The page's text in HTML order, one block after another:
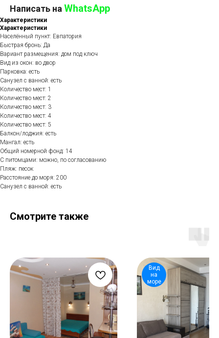
Написать наWhatsApp
Характеристики
Характеристики
Населённый пункт: Евпатория
Быстрая бронь: Да
Вариант размещения: дом под ключ
Вид из окон: во двор
Парковка: есть
Санузел с ванной: есть
Количество мест: 1
Количество мест: 2
Количество мест: 3
Количество мест: 4
Количество мест: 5
Балкон/лоджия: есть
Мангал: есть
Общий номерной фонд: 14
С питомцами: можно, по согласованию
Пляж: песок
Расстояние до моря: 200
Санузел с ванной: есть
Смотрите также
Вид
на
море